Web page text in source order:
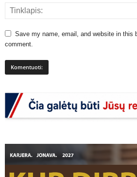
Save my name, email, and website in this
comment.